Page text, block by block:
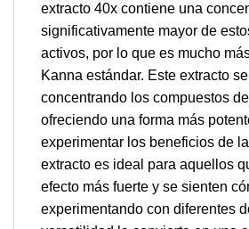
extracto 40x contiene una
significativamente mayor de
activos, por lo que es mucho
Kanna estándar. Este extracto
concentrando los compuestos
ofreciendo una forma más
experimentar los beneficios de
extracto es ideal para aquellos
efecto más fuerte y se sienten
experimentando con diferentes